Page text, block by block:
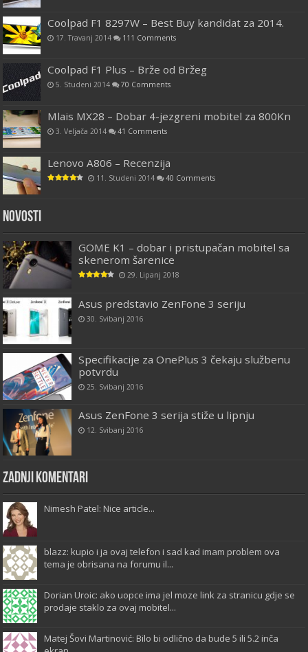
Coolpad F1 8297W – Best Buy kandidat za 2014.
17. Travanj 2014 111 Comments
Coolpad F1 Plus – Brže od Bržeg
5. Studeni 2014 70 Comments
Mlais MX28 – Dobar 4-jezgreni mobitel za 800Kn
3. Veljača 2014 41 Comments
Lenovo A806 – Recenzija
11. Studeni 2014 40 Comments
Novosti
GOME K1 – dobar i pristupačan mobitel sa
skenerom šarenice
29. Lipanj 2018
Asus predstavio ZenFone 3 seriju
30. Svibanj 2016
Specifikacije za OnePlus 3 čekaju službenu
potvrdu
25. Svibanj 2016
Asus ZenFone 3 serija stiže u lipnju
12. Svibanj 2016
Zadnji komentari
Nimesh Patel: Nice article...
blazz: kupio i ja ovaj telefon i sad kad imam problem ova
tema je obrisana na forumu il...
Dorian Uroic: ako uopce ima jel moze link za stranicu gdje se
prodaje staklo za ovaj mobitel...
Matej Šovi Martinović: Bilo bi odlično da bude 5 ili 5.2 inča